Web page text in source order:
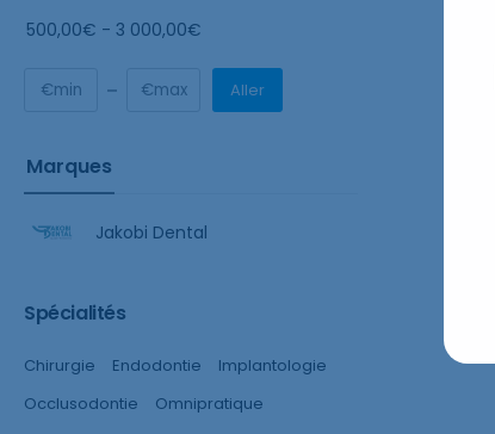
500,00€ - 3 000,00€
Aller
Marques
Jakobi Dental
Spécialités
Chirurgie Endodontie
Implantologie
Occlusodontie
Omnipratique